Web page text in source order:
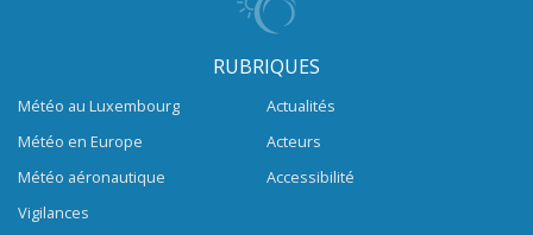
RUBRIQUES
Météo au Luxembourg
Météo en Europe
Météo aéronautique
Vigilances
Actualités
Acteurs
Accessibilité